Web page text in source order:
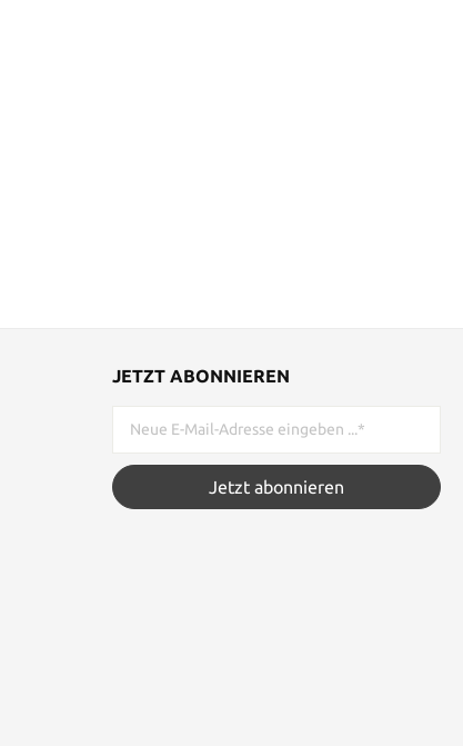
JETZT ABONNIEREN
Jetzt abonnieren